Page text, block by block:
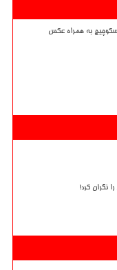
به همراه عکس
نگران کرد!